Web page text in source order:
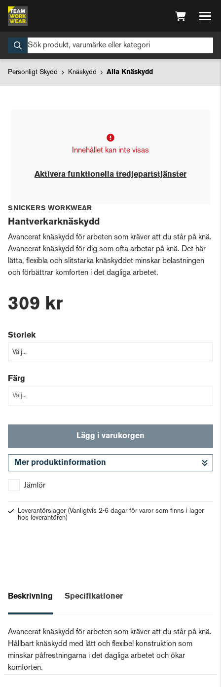
Personligt Skydd Knäskydd Alla Knäskydd
Innehållet kan inte visas
Aktivera funktionella tredjepartstjänster
SNICKERS WORKWEAR
Hantverkarknäskydd
Avancerat knäskydd för arbeten som kräver att du står på knä.
Avancerat knäskydd för dig som ofta arbetar på knä. Det här
lätta, flexibla och slitstarka knäskyddet minskar belastningen
och förbättrar komforten i det dagliga arbetet.
309 kr
Storlek
Färg
Lägg i varukorgen
Mer produktinformation
Jämför
Leverantörslager (Vanligtvis 2-6 dagar för varor som finns i lager
hos leverantören)
Beskrivning Specifikationer
Avancerat knäskydd för arbeten som kräver att du står på knä.
Hållbart knäskydd med lätt och flexibel konstruktion som
minskar påfrestningarna i det dagliga arbetet och ökar
komforten.